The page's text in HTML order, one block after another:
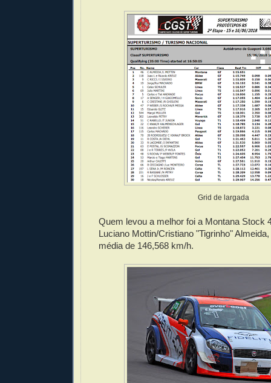
Grid de largada
Quem levou a melhor foi a Montana Stock
Luciano Mottin/Cristiano "Tigrinho"
média de 146,568 km/h.